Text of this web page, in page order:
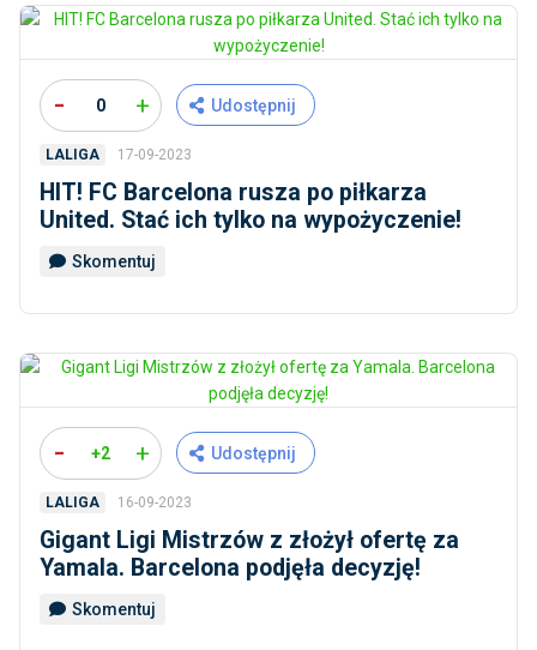
- 0 + Udostępnij
LALIGA 17-09-2023
HIT! FC Barcelona rusza po piłkarza
United. Stać ich tylko na wypożyczenie!
Skomentuj
- +2 + Udostępnij
LALIGA 16-09-2023
Gigant Ligi Mistrzów z złożył ofertę za
Yamala. Barcelona podjęła decyzję!
Skomentuj